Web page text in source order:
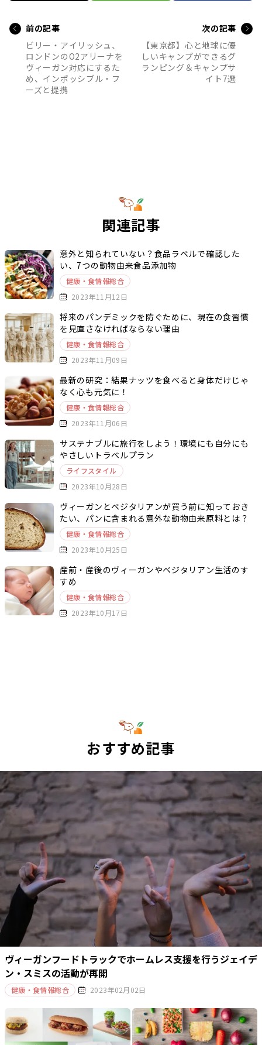
前の記事
ビリー・アイリッシュ、
ロンドンのO2アリーナを
ヴィーガン対応にするた
め、インポッシブル・フ
ーズと提携
次の記事
【東京都】心と地球に優
しいキャンプができるグ
ランピング＆キャンプサ
イト7選
関連記事
意外と知られていない？食品ラベルで確認した
い、7つの動物由来食品添加物
健康・食情報総合
2023年11月12日
将来のパンデミックを防ぐために、現在の食習慣
を見直さなければならない理由
健康・食情報総合
2023年11月09日
最新の研究：結果ナッツを食べると身体だけじゃ
なく心も元気に！
健康・食情報総合
2023年11月06日
サステナブルに旅行をしよう！環境にも自分にも
やさしいトラベルプラン
ライフスタイル
2023年10月28日
ヴィーガンとベジタリアンが買う前に知っておき
たい、パンに含まれる意外な動物由来原料とは？
健康・食情報総合
2023年10月25日
産前・産後のヴィーガンやベジタリアン生活のす
すめ
健康・食情報総合
2023年10月17日
おすすめ記事
ヴィーガンフードトラックでホームレス支援を行うジェイデ
ン・スミスの活動が再開
健康・食情報総合 2023年02月02日